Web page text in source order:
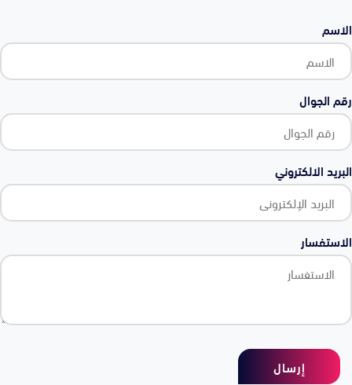
الاسم
رقم الجوال
البريد الالكتروني
الاستفسار
إرسال